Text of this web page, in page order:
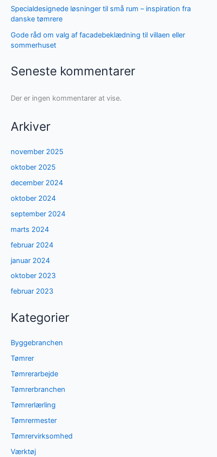
Specialdesignede løsninger til små rum – inspiration fra
danske tømrere
Gode råd om valg af facadebeklædning til villaen eller
sommerhuset
Seneste kommentarer
Der er ingen kommentarer at vise.
Arkiver
november 2025
oktober 2025
december 2024
oktober 2024
september 2024
marts 2024
februar 2024
januar 2024
oktober 2023
februar 2023
Kategorier
Byggebranchen
Tømrer
Tømrerarbejde
Tømrerbranchen
Tømrerlærling
Tømrermester
Tømrervirksomhed
Værktøj